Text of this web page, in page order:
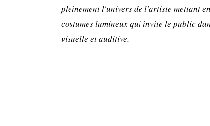
pleinement l'univers de l'artiste mettant
costumes lumineux qui invite le public
visuelle et auditive.